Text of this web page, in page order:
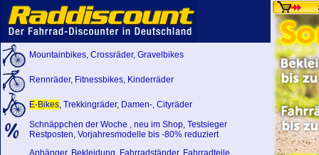
Mountainbikes, Crossräder, Gravelbikes
Rennräder, Fitnessbikes, Kinderräder
E-Bikes, Trekkingräder, Damen-, Cityräder
Schnäppchen der Woche , neu im Shop, Testsieger
Restposten, Vorjahresmodelle bis -80% reduziert
Anhänger, Bekleidung, Fahrradständer, Fahrradteile